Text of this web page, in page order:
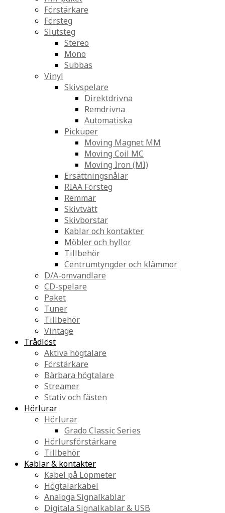
Förstärkare
Försteg
Slutsteg
Stereo
Mono
Subbas
Vinyl
Skivspelare
Direktdrivna
Remdrivna
Automatiska
Pickuper
Moving Magnet MM
Moving Coil MC
Moving Iron (MI)
Ersättningsnålar
RIAA Försteg
Remmar
Skivtvätt
Skivborstar
Kablar och kontakter
Möbler och hyllor
Tillbehör
Centrumtyngder och klämmor
D/A-omvandlare
CD-spelare
Paket
Tuner
Tillbehör
Vintage
Trådlöst
Aktiva högtalare
Förstärkare
Bärbara högtalare
Streamer
Stativ och fästen
Hörlurar
Hörlurar
Grado Classic Series
Hörlursförstärkare
Tillbehör
Kablar & kontakter
Kabel på Löpmeter
Högtalarkabel
Analoga Signalkablar
Digitala Signalkablar & USB